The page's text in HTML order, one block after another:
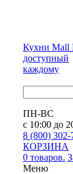
Кухни Mall
доступный
каждому
ПН-ВС
с 10:00 до
8 (800) 302-
КОРЗИНА
0 товаров.
Меню